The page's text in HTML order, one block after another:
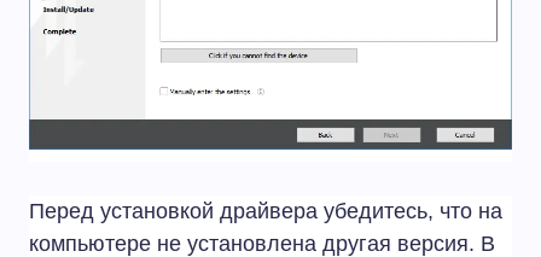
Перед установкой драйвера убедитесь, что на
компьютере не установлена другая версия. В